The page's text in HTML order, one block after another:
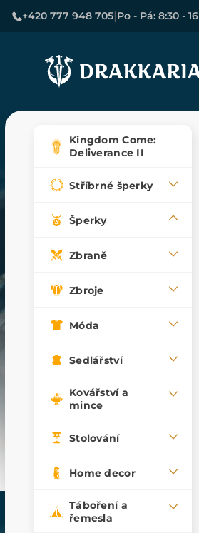
+420 777 948 705|Po - Pá: 8:30 -
Kingdom Come:
Deliverance II
Stříbrné šperky
Šperky
Zbraně
Zbroje
Móda
Sedlářství
Kovářství a
mince
Stolování
Home decor
Táboření a
řemesla